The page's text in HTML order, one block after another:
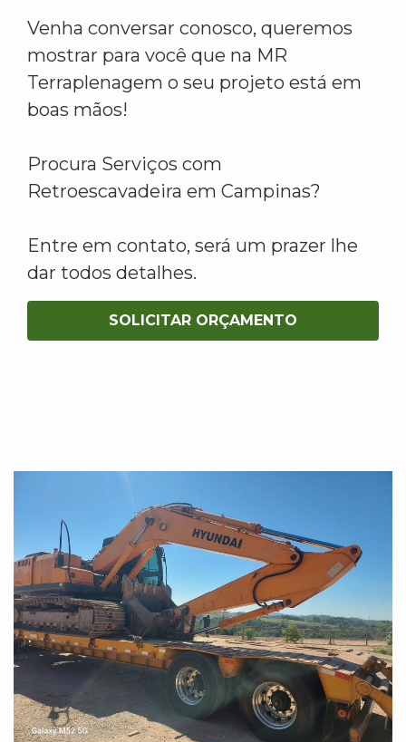
Venha conversar conosco, queremos
mostrar para você que na MR
Terraplenagem o seu projeto está em
boas mãos!
Procura Serviços com
Retroescavadeira em Campinas?
Entre em contato, será um prazer lhe
dar todos detalhes.
SOLICITAR ORÇAMENTO